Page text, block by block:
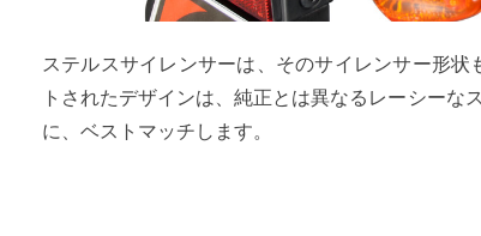
ステルスサイレンサーは、そのサイレンサー形状
トされたデザインは、純正とは異なるレーシーな
に、ベストマッチします。